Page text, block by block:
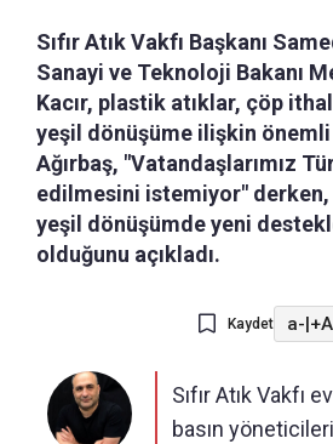
Sıfır Atık Vakfı Başkanı
Sanayi ve Teknoloji Bakanı
Kacır, plastik atıklar, çöp
yeşil dönüşüme ilişkin
Ağırbaş, "Vatandaşlarımız
edilmesini istemiyor" derken,
yeşil dönüşümde yeni
olduğunu açıkladı.
Kaydet a-|+A
Sıfır Atık Vakfı
basın